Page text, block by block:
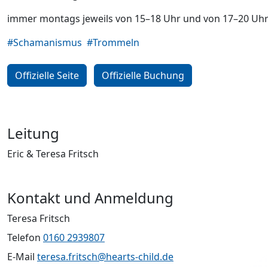
immer montags jeweils von 15–18 Uhr und von 17–20 Uhr
#Schamanismus #Trommeln
Offizielle Seite Offizielle Buchung
Leitung
Eric & Teresa Fritsch
Kontakt und Anmeldung
Teresa Fritsch
Telefon 0160 2939807
E-Mail teresa.fritsch@hearts-child.de